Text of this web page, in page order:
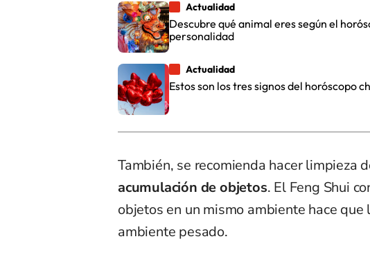
Actualidad
Descubre qué animal eres según el
personalidad
Actualidad
Estos son los tres signos del horóscopo
También, se recomienda hacer limpieza
acumulación de objetos. El Feng Shui
objetos en un mismo ambiente hace
ambiente pesado.